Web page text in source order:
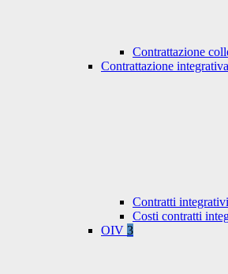
Contrattazione
Contrattazione integrativa
Contratti integrativi
Costi contratti
OIV 3